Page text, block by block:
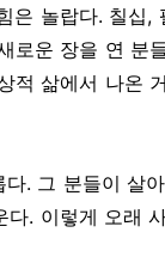
은 놀랍다. 칠십
로운 장을 연 분
적 삶에서 나온
다. 그 분들이 살
. 이렇게 오래